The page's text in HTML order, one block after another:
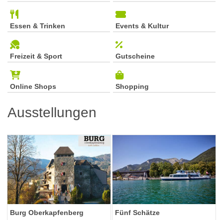
Essen & Trinken Events & Kultur
Freizeit & Sport Gutscheine
Online Shops Shopping
Ausstellungen
Burg Oberkapfenberg
Fünf Schätze